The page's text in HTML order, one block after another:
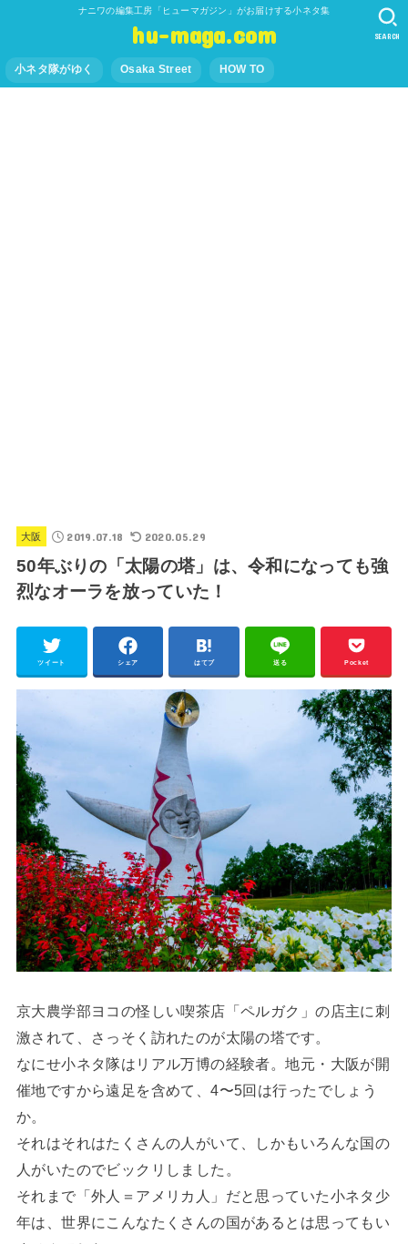
ナニワの編集工房「ヒューマガジン」がお届けする小ネタ集
hu-maga.com
小ネタ隊がゆく Osaka Street HOW TO
SEARCH
大阪 2019.07.18 2020.05.29
50年ぶりの「太陽の塔」は、令和になっても強
烈なオーラを放っていた！
ツイート シェア はてブ 送る Pocket
京大農学部ヨコの怪しい喫茶店「ペルガク」の店主に刺
激されて、さっそく訪れたのが太陽の塔です。
なにせ小ネタ隊はリアル万博の経験者。地元・大阪が開
催地ですから遠足を含めて、4〜5回は行ったでしょう
か。
それはそれはたくさんの人がいて、しかもいろんな国の
人がいたのでビックリしました。
それまで「外人＝アメリカ人」だと思っていた小ネタ少
年は、世界にこんなたくさんの国があるとは思ってもい